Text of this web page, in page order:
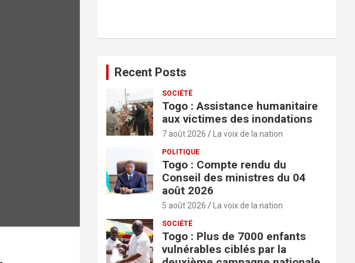
Recent Posts
SOCIÉTÉ
Togo : Assistance humanitaire
aux victimes des inondations
7 août 2026 La voix de la nation
POLITIQUE
Togo : Compte rendu du
Conseil des ministres du 04
août 2026
5 août 2026 La voix de la nation
SOCIÉTÉ
Togo : Plus de 7000 enfants
vulnérables ciblés par la